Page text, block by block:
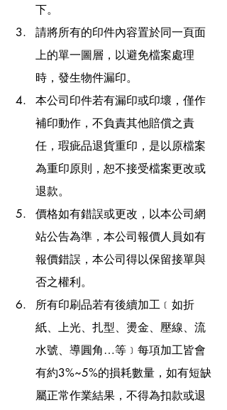
下。
請將所有的印件內容置於同一頁面
上的單一圖層，以避免檔案處理
時，發生物件漏印。
本公司印件若有漏印或印壞，僅作
補印動作，不負責其他賠償之責
任，瑕疵品退貨重印，是以原檔案
為重印原則，恕不接受檔案更改或
退款。
價格如有錯誤或更改，以本公司網
站公告為準，本公司報價人員如有
報價錯誤，本公司得以保留接單與
否之權利。
所有印刷品若有後續加工﹝如折
紙、上光、扎型、燙金、壓線、流
水號、導圓角…等﹞每項加工皆會
有約3%~5%的損耗數量，如有短缺
屬正常作業結果，不得為扣款或退